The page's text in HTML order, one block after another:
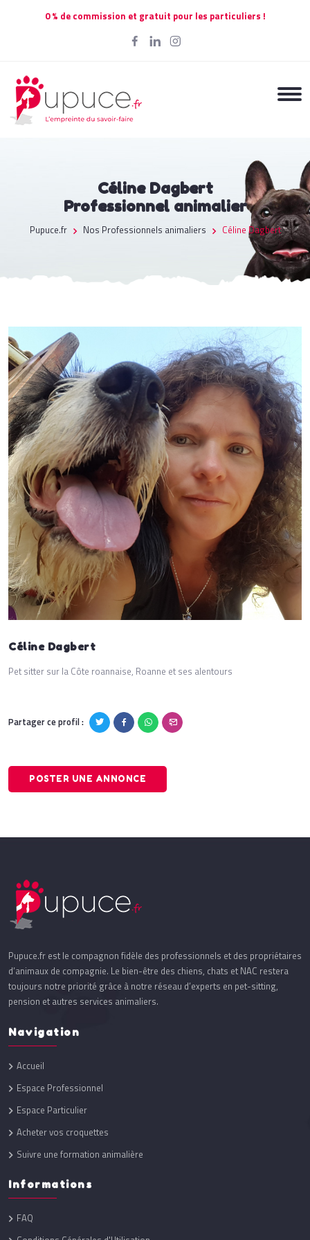
0 % de commission et gratuit pour les particuliers !
Céline Dagbert
Professionnel animalier
Pupuce.fr Nos Professionnels animaliers Céline Dagbert
Céline Dagbert
Pet sitter sur la Côte roannaise, Roanne et ses alentours
Partager ce profil :
POSTER UNE ANNONCE
Pupuce.fr est le compagnon fidèle des professionnels et des propriétaires
d’animaux de compagnie. Le bien-être des chiens, chats et NAC restera
toujours notre priorité grâce à notre réseau d’experts en pet-sitting,
pension et autres services animaliers.
Navigation
Accueil
Espace Professionnel
Espace Particulier
Acheter vos croquettes
Suivre une formation animalière
Informations
FAQ